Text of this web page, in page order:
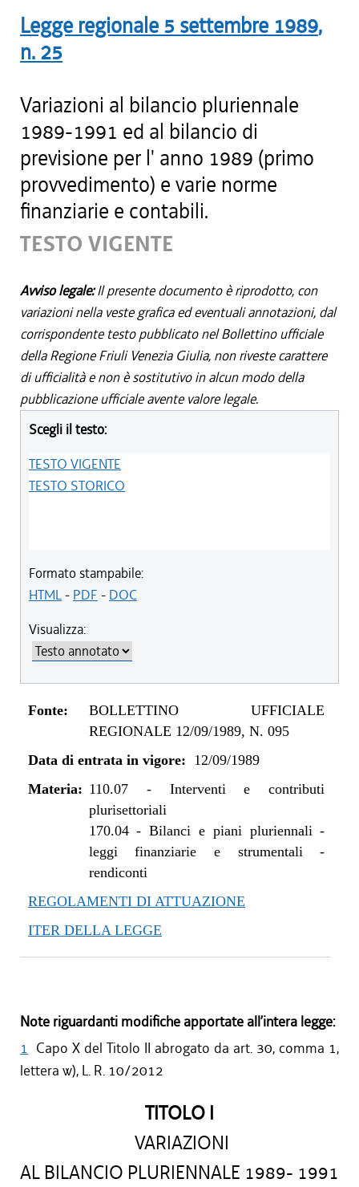
Legge regionale 5 settembre 1989,
n. 25
Variazioni al bilancio pluriennale
1989-1991 ed al bilancio di
previsione per l' anno 1989 (primo
provvedimento) e varie norme
finanziarie e contabili.
TESTO VIGENTE
Avviso legale:Il presente documento è riprodotto, con
variazioni nella veste grafica ed eventuali annotazioni, dal
corrispondente testo pubblicato nel Bollettino ufficiale
della Regione Friuli Venezia Giulia, non riveste carattere
di ufficialità e non è sostitutivo in alcun modo della
pubblicazione ufficiale avente valore legale.
Scegli il testo:
TESTO VIGENTE
TESTO STORICO
Formato stampabile:
HTML- PDF - DOC
Visualizza:
Fonte:
BOLLETTINO UFFICIALE
REGIONALE 12/09/1989, N. 095
Data di entrata in vigore: 12/09/1989
Materia: 110.07- Interventi e contributi
plurisettoriali
170.04-Bilanci e piani pluriennali -
leggi finanziarie e strumentali -
rendiconti
REGOLAMENTI DI ATTUAZIONE
ITER DELLA LEGGE
Note riguardanti modifiche apportate all’intera legge:
1 Capo X del Titolo II abrogato da art. 30, comma 1,
lettera w), L. R. 10/2012
TITOLO I
VARIAZIONI
AL BILANCIO PLURIENNALE 1989- 1991